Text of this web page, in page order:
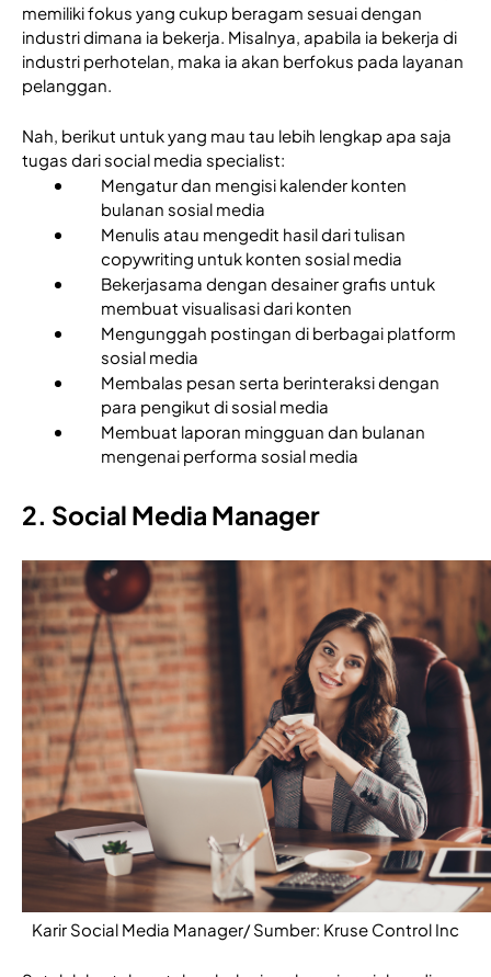
memiliki fokus yang cukup beragam sesuai dengan
industri dimana ia bekerja. Misalnya, apabila ia bekerja di
industri perhotelan, maka ia akan berfokus pada layanan
pelanggan.
Nah, berikut untuk yang mau tau lebih lengkap apa saja
tugas dari social media specialist:
Mengatur dan mengisi kalender konten
bulanan sosial media
Menulis atau mengedit hasil dari tulisan
copywriting untuk konten sosial media
Bekerjasama dengan desainer grafis untuk
membuat visualisasi dari konten
Mengunggah postingan di berbagai platform
sosial media
Membalas pesan serta berinteraksi dengan
para pengikut di sosial media
Membuat laporan mingguan dan bulanan
mengenai performa sosial media
2. Social Media Manager
Karir Social Media Manager/ Sumber: Kruse Control Inc